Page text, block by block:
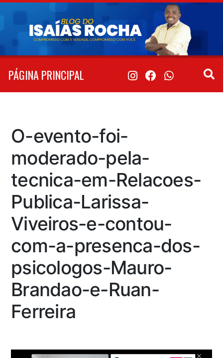
Pular
conteúdo
PÁGINA PRINCIPAL
O-evento-foi-
moderado-pela-
tecnica-em-Relacoes-
Publica-Larissa-
Viveiros-e-contou-
com-a-presenca-dos-
psicologos-Mauro-
Brandao-e-Ruan-
Ferreira